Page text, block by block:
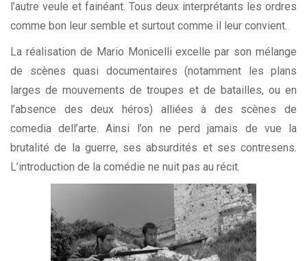
l’autre veule et fainéant. Tous deux interprétants les ordres
comme bon leur semble et surtout comme il leur convient.
La réalisation de Mario Monicelli excelle par son mélange
de scènes quasi documentaires (notamment les plans
larges de mouvements de troupes et de batailles, ou en
l’absence des deux héros) alliées à des scènes de
comedia dell’arte. Ainsi l’on ne perd jamais de vue la
brutalité de la guerre, ses absurdités et ses contresens.
L’introduction de la comédie ne nuit pas au récit.